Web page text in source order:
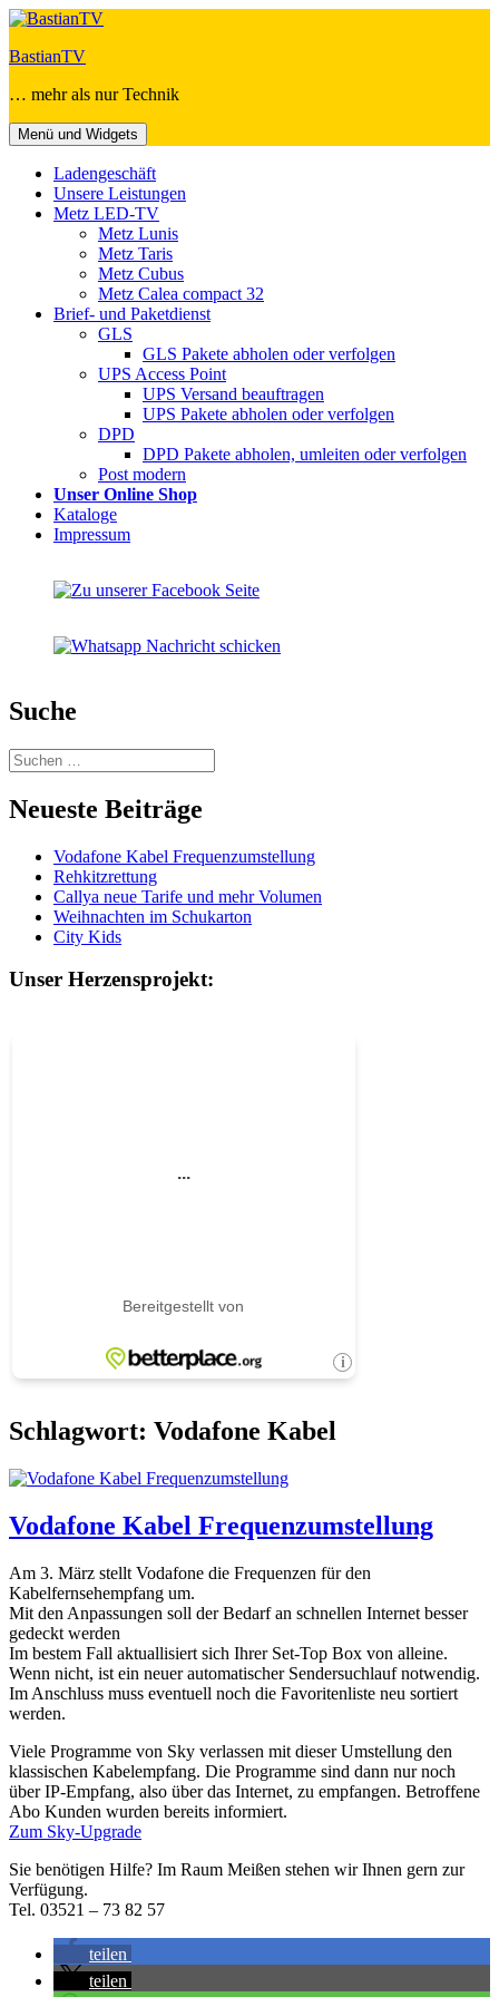
Zum
springen
BastianTV
… mehr als nur Technik
Menü und Widgets
Ladengeschäft
Unsere Leistungen
Metz LED-TV
Metz Lunis
Metz Taris
Metz Cubus
Metz Calea compact 32
Brief- und Paketdienst
GLS
GLS Pakete abholen oder verfolgen
UPS Access Point
UPS Versand beauftragen
UPS Pakete abholen oder verfolgen
DPD
DPD Pakete abholen, umleiten oder verfolgen
Post modern
Unser Online Shop
Kataloge
Impressum
Suche
Suchen
nach:
Neueste Beiträge
Vodafone Kabel Frequenzumstellung
Rehkitzrettung
Callya neue Tarife und mehr Volumen
Weihnachten im Schukarton
City Kids
Unser Herzensprojekt:
Schlagwort: Vodafone Kabel
Vodafone Kabel Frequenzumstellung
Am 3. März stellt Vodafone die Frequenzen für den
Kabelfernsehempfang um.
Mit den Anpassungen soll der Bedarf an schnellen Internet besser
gedeckt werden
Im bestem Fall aktuallisiert sich Ihrer Set-Top Box von alleine.
Wenn nicht, ist ein neuer automatischer Sendersuchlauf notwendig.
Im Anschluss muss eventuell noch die Favoritenliste neu sortiert
werden.
Viele Programme von Sky verlassen mit dieser Umstellung den
klassischen Kabelempfang. Die Programme sind dann nur noch
über IP-Empfang, also über das Internet, zu empfangen. Betroffene
Abo Kunden wurden bereits informiert.
Zum Sky-Upgrade
Sie benötigen Hilfe? Im Raum Meißen stehen wir Ihnen gern zur
Verfügung.
Tel. 03521 – 73 82 57
teilen
teilen